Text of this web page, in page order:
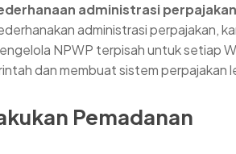
administrasi
administrasi perpajakan,
NPWP terpisah untuk setiap
dan membuat sistem perpajakan
Pemadanan